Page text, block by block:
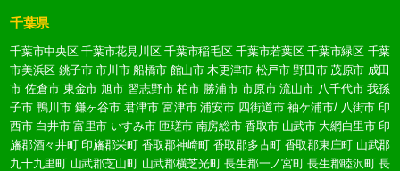
千葉県
千葉市中央区 千葉市花見川区 千葉市稲毛区 千葉市若葉区 千葉市緑区 千葉
市美浜区 銚子市 市川市 船橋市 館山市 木更津市 松戸市 野田市 茂原市 成田
市 佐倉市 東金市 旭市 習志野市 柏市 勝浦市 市原市 流山市 八千代市 我孫
子市 鴨川市 鎌ヶ谷市 君津市 富津市 浦安市 四街道市 袖ケ浦市/ 八街市 印
西市 白井市 富里市 いすみ市 匝瑳市 南房総市 香取市 山武市 大網白里市 印
旛郡酒々井町 印旛郡栄町 香取郡神崎町 香取郡多古町 香取郡東庄町 山武郡
九十九里町 山武郡芝山町 山武郡横芝光町 長生郡一ノ宮町 長生郡睦沢町 長